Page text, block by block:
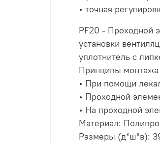
• точная
PF20 - Проходной
установки
уплотнитель с
Принципы монтажа
• При помощи
• Проходной
• На проходной
Материал:
Размеры (д*ш*в):